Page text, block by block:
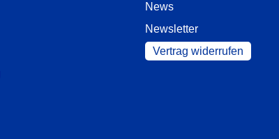
News
Newsletter
Vertrag widerrufen